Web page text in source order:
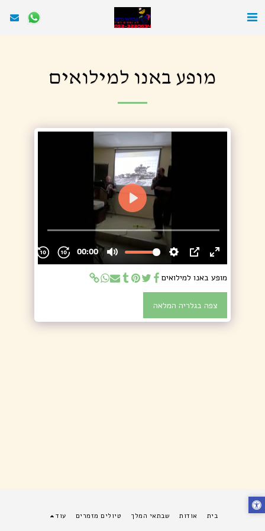
מופע באנו למילואים
מופע באנו למילואים
צפה בגלריה המלאה
בית אודות שבתאי המלך טיולים מזמרים עוד